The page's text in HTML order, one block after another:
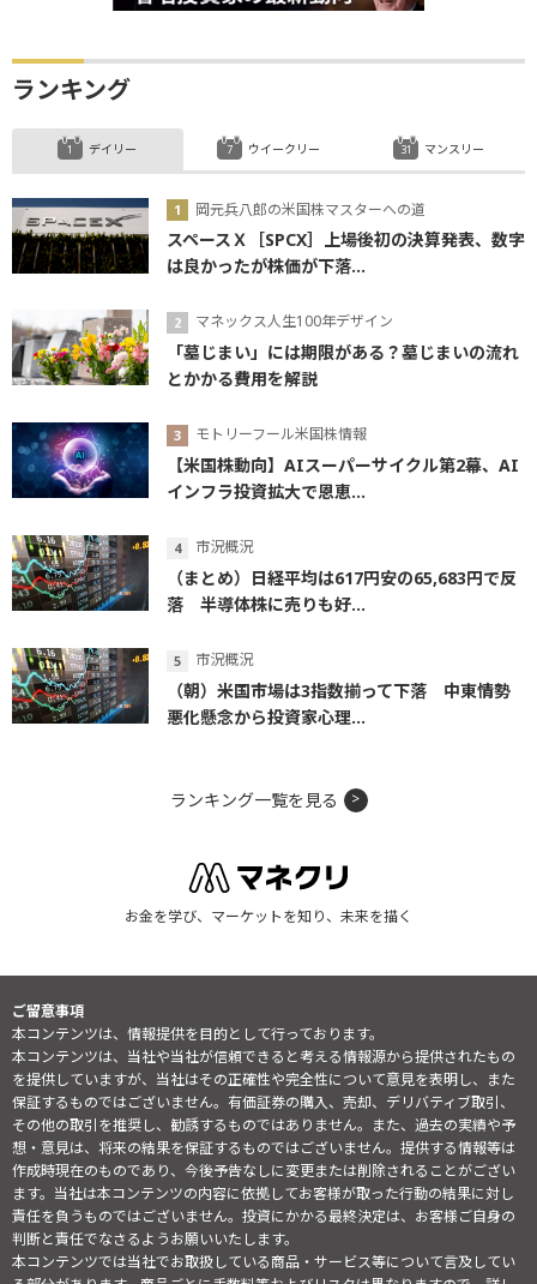
ランキング
デイリー
岡元兵八郎の米国株マスターへの道
スペースＸ［SPCX］上場後初の決算発表、数字
は良かったが株価が下落...
マネックス人生100年デザイン
「墓じまい」には期限がある？墓じまいの流れ
とかかる費用を解説
モトリーフール米国株情報
【米国株動向】AIスーパーサイクル第2幕、AI
インフラ投資拡大で恩恵...
市況概況
（まとめ）日経平均は617円安の65,683円で反
落 半導体株に売りも好...
市況概況
（朝）米国市場は3指数揃って下落 中東情勢
悪化懸念から投資家心理...
ウイークリー マンスリー
ランキング一覧を見る
お金を学び、マーケットを知り、未来を描く
ご留意事項
本コンテンツは、情報提供を目的として行っております。
本コンテンツは、当社や当社が信頼できると考える情報源から提供されたもの
を提供していますが、当社はその正確性や完全性について意見を表明し、また
保証するものではございません。有価証券の購入、売却、デリバティブ取引、
その他の取引を推奨し、勧誘するものではありません。また、過去の実績や予
想・意見は、将来の結果を保証するものではございません。提供する情報等は
作成時現在のものであり、今後予告なしに変更または削除されることがござい
ます。当社は本コンテンツの内容に依拠してお客様が取った行動の結果に対し
責任を負うものではございません。投資にかかる最終決定は、お客様ご自身の
判断と責任でなさるようお願いいたします。
本コンテンツでは当社でお取扱している商品・サービス等について言及してい